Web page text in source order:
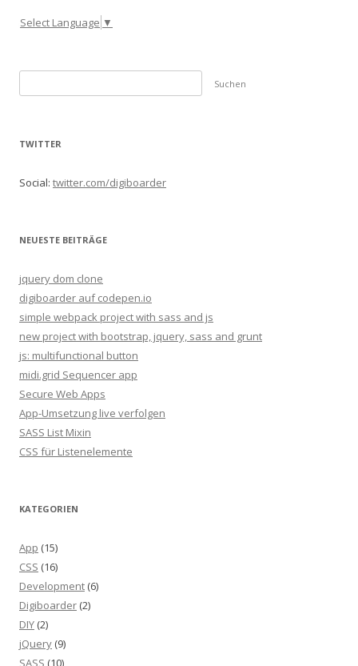
Select Language ▼
u
TWITTER
Social: twitter.com/digiboarder
NEUESTE BEITRÄGE
jquery dom clone
digiboarder auf codepen.io
simple webpack project with sass and js
new project with bootstrap, jquery, sass and grunt
js: multifunctional button
midi.grid Sequencer app
Secure Web Apps
App-Umsetzung live verfolgen
SASS List Mixin
CSS für Listenelemente
KATEGORIEN
App (15)
CSS (16)
Development (6)
Digiboarder (2)
DIY (2)
jQuery (9)
SASS (10)